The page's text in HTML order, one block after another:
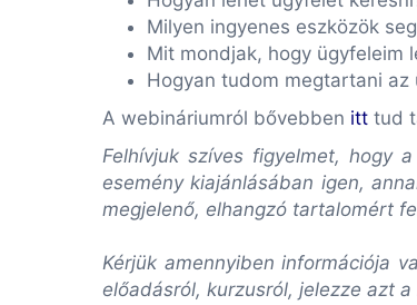
Milyen ingyenes eszközök
Mit mondjak, hogy ügyfeleim
Hogyan tudom megtartani az
A webináriumról bővebben itt tud
Felhívjuk szíves figyelmet, hogy
esemény kiajánlásában igen,
megjelenő, elhangzó tartalomért
Kérjük amennyiben információja
előadásról, kurzusról, jelezze azt a